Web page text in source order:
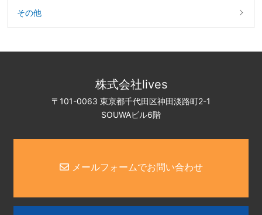
その他
株式会社lives
〒101-0063 東京都千代田区神田淡路町2-1
SOUWAビル6階
メールフォームでお問い合わせ